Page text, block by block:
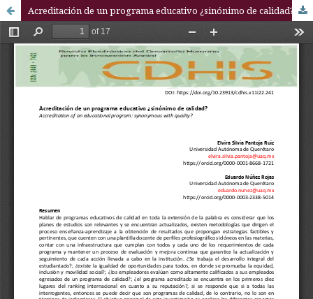
Acreditación de un programa educativo ¿sinónimo de calidad?